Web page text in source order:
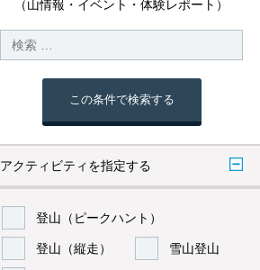
（山情報・イベント・体験レポート）
この条件で検索する
アクティビティを指定する
登山（ピークハント）
登山（縦走） 雪山登山